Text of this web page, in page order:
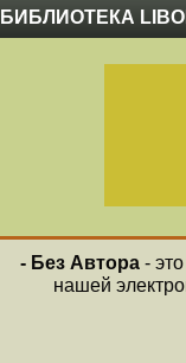
- Без Автора -
нашей